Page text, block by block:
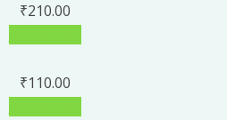
₹210.00
₹110.00